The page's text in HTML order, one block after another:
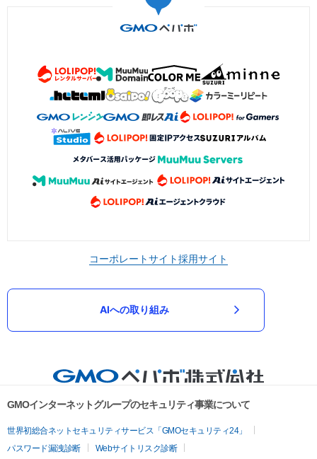
コーポレートサイト採用サイト
AIへの取り組み
GMOインターネットグループのセキュリティ事業について
世界初総合ネットセキュリティサービス「GMOセキュリティ24」
パスワード漏洩診断
Webサイトリスク診断